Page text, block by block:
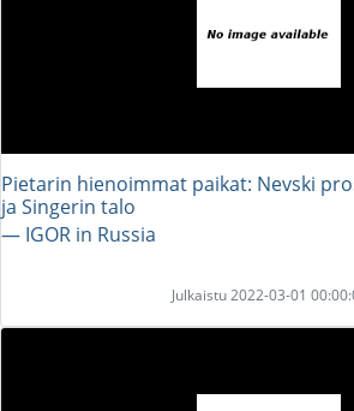
Pietarin hienoimmat paikat: Nevski
ja Singerin talo
― IGOR in Russia
Julkaistu 2022-03-01